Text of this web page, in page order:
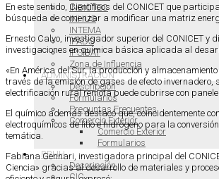
INBIOTEC
INHUS
INTEMA
IPADS
IPSIBAT
Zona de Influencia
ADMINISTRACIÓN
Descripción
Formularios
Preguntas Frecuentes
Comercio Exterior
Comercio Exterior
Formularios
RRHH
Descripción
CIC
En este sentido, Científicos del CONICET que
búsqueda de comenzar a modificar una matriz
Ernesto Calvo, investigador superior del CONICET y
investigaciones en química básica aplicada al
«En América del Sur, la producción y
través de la emisión de gases de efecto
electrificación rural remota puede cubrirse con
El químico además destacó que, coincidentemente
electroquímicos de litio e hidrógeno para la
temática.
Fabiana Gennari, investigadora principal del
Ciencia» gracias al desarrollo de materiales y